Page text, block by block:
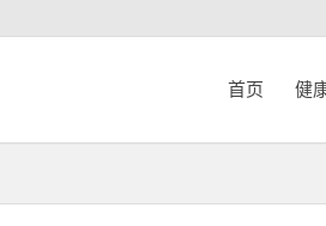
首页 健